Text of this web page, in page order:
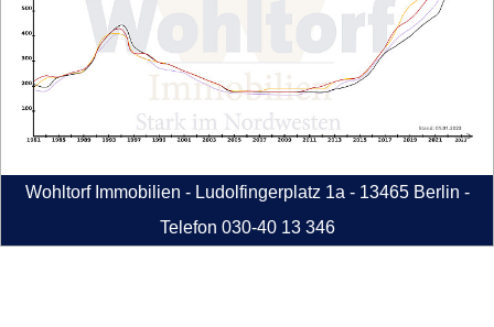
Wohltorf Immobilien - Ludolfingerplatz 1a - 13465 Berlin -
Telefon 030-40 13 346